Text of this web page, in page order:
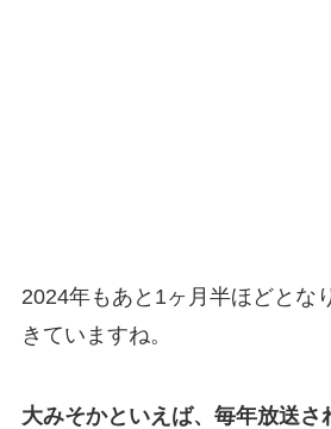
2024年もあと1ヶ月半ほどとな
きていますね。
大みそかといえば、毎年放送さ